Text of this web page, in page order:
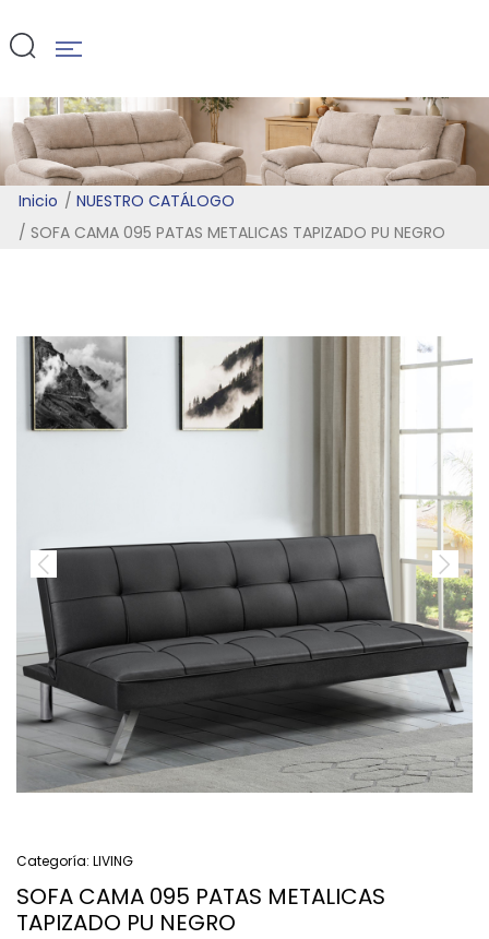
PU NEGRO
Inicio
NUESTRO CATÁLOGO
SOFA CAMA 095 PATAS METALICAS TAPIZADO PU NEGRO
Categoría: LIVING
SOFA CAMA 095 PATAS METALICAS
TAPIZADO PU NEGRO